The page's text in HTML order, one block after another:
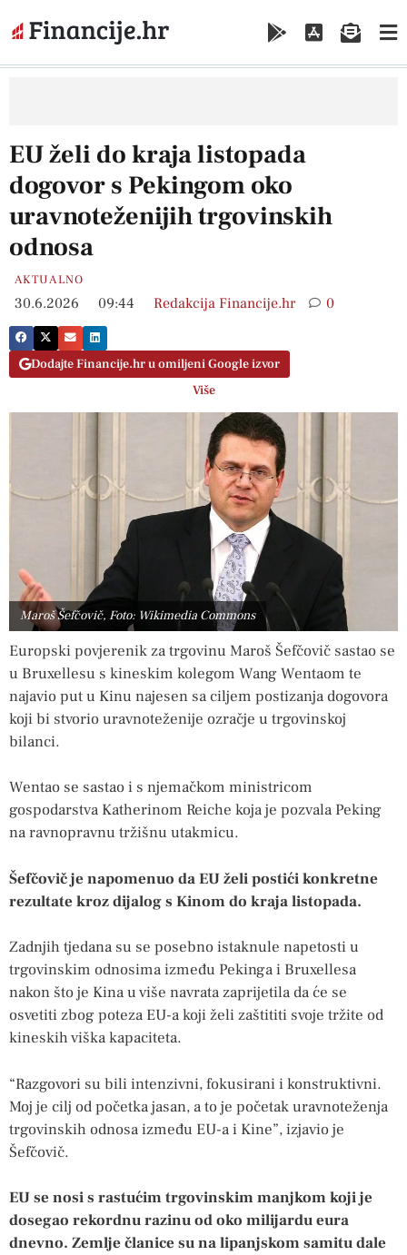
EU želi do kraja listopada
dogovor s Pekingom oko
uravnoteženijih trgovinskih
odnosa
AKTUALNO
30.6.2026 09:44 Redakcija Financije.hr 0
Dodajte Financije.hr u omiljeni Google izvor
Više
Maroš Šefčovič, Foto: Wikimedia Commons
Europski povjerenik za trgovinu Maroš Šefčovič sastao se
u Bruxellesu s kineskim kolegom Wang Wentaom te
najavio put u Kinu najesen sa ciljem postizanja dogovora
koji bi stvorio uravnoteženije ozračje u trgovinskoj
bilanci.
Wentao se sastao i s njemačkom ministricom
gospodarstva Katherinom Reiche koja je pozvala Peking
na ravnopravnu tržišnu utakmicu.
Šefčovič je napomenuo da EU želi postići konkretne
rezultate kroz dijalog s Kinom do kraja listopada.
Zadnjih tjedana su se posebno istaknule napetosti u
trgovinskim odnosima između Pekinga i Bruxellesa
nakon što je Kina u više navrata zaprijetila da će se
osvetiti zbog poteza EU-a koji želi zaštititi svoje tržite od
kineskih viška kapaciteta.
“Razgovori su bili intenzivni, fokusirani i konstruktivni.
Moj je cilj od početka jasan, a to je početak uravnoteženja
trgovinskih odnosa između EU-a i Kine”, izjavio je
Šefčovič.
EU se nosi s rastućim trgovinskim manjkom koji je
dosegao rekordnu razinu od oko milijardu eura
dnevno. Zemlje članice su na lipanjskom samitu dale